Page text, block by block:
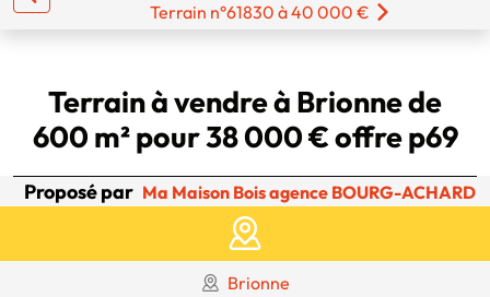
Terrain n°61830 à 40 000 €
Terrain à vendre à Brionne de
600 m² pour 38 000 € offre p69
Proposé par Ma Maison Bois agence BOURG-ACHARD
Brionne